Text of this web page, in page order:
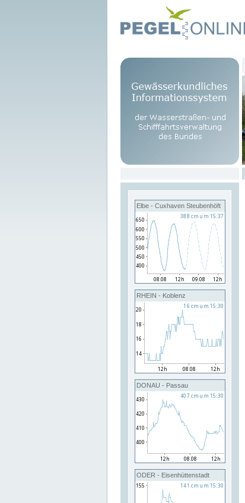
Elbe - Cuxhaven Steubenhöft
RHEIN - Koblenz
DONAU - Passau
ODER - Eisenhüttenstadt